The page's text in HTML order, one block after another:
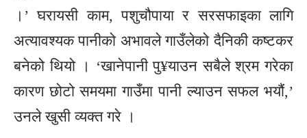
।’ घरायसी काम, पशुचौपाया र सरसफाइका लागि
अत्यावश्यक पानीको अभावले गाउँलेको दैनिकी कष्टकर
बनेको थियो । ‘खानेपानी पु¥याउन सबैले श्रम गरेका
कारण छोटो समयमा गाउँमा पानी ल्याउन सफल भयौं,’
उनले खुसी व्यक्त गरे ।